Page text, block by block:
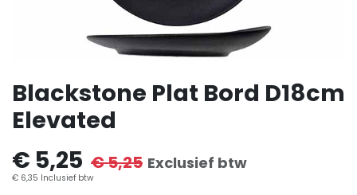
Blackstone Plat Bord D18cm
Elevated
€ 5,25 €5,25 Exclusief btw
€ 6,35 Inclusief btw